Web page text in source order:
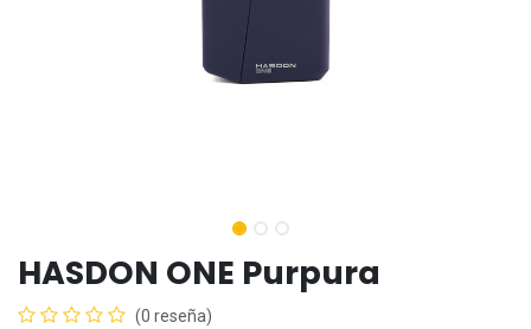
HASDON ONE Purpura
(0 reseña)